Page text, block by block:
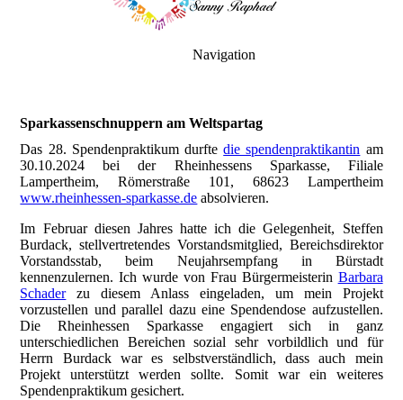
Navigation
Sparkassenschnuppern am Weltspartag
Das 28. Spendenpraktikum durftedie spendenpraktikantin am
30.10.2024 bei der Rheinhessens Sparkasse, Filiale
Lampertheim, Römerstraße 101, 68623 Lampertheim
www.rheinhessen-sparkasse.de absolvieren.
Im Februar diesen Jahres hatte ich die Gelegenheit, Steffen
Burdack, stellvertretendes Vorstandsmitglied, Bereichsdirektor
Vorstandsstab, beim Neujahrsempfang in Bürstadt
kennenzulernen. Ich wurde von Frau Bürgermeisterin Barbara
Schaderzu diesem Anlass eingeladen, um mein Projekt
vorzustellen und parallel dazu eine Spendendose aufzustellen.
Die Rheinhessen Sparkasse engagiert sich in ganz
unterschiedlichen Bereichen sozial sehr vorbildlich und für
Herrn Burdack war es selbstverständlich, dass auch mein
Projekt unterstützt werden sollte. Somit war ein weiteres
Spendenpraktikum gesichert.